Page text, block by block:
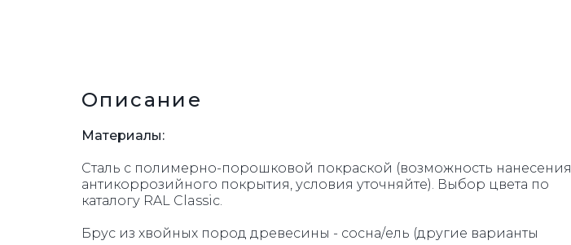
Описание
Материалы:
Сталь с полимерно-порошковой покраской (возможность нанесения
антикоррозийного покрытия, условия уточняйте). Выбор цвета по
каталогу RAL Classic.
Брус из хвойных пород древесины - сосна/ель (другие варианты